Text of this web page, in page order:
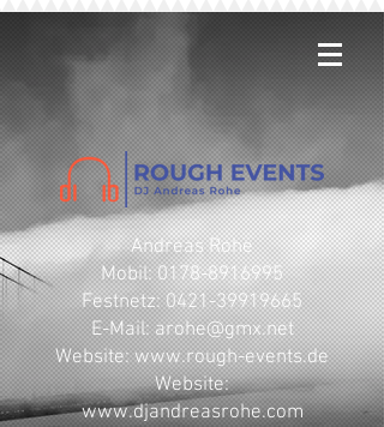
Andreas Rohe
Mobil: 0178-8916995
Festnetz: 0421-39919665
E-Mail: arohe@gmx.net
​Website: www.rough-events.de
Website:
www.djandreasrohe.com